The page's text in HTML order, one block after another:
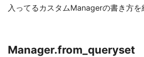
入ってるカスタムManagerの書き方を
Manager.from_queryset